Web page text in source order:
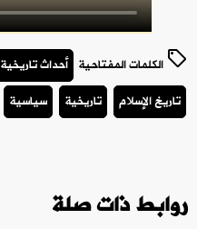
الكلمات المفتاحية أحداث تاريخية
تاريخ الإسلام
تاريخية سياسية
روابط ذات صلة